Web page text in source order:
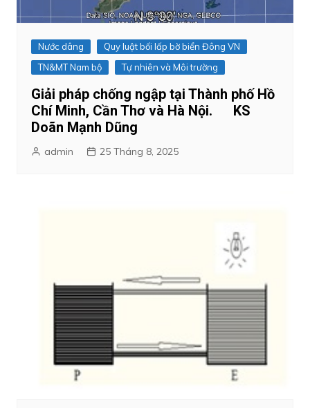
Nước dâng
Quy luật bối lấp bờ biển Đông VN
TN&MT Nam bộ
Tự nhiên và Môi trường
Giải pháp chống ngập tại Thành phố Hồ
Chí Minh, Cần Thơ và Hà Nội. KS
Doãn Mạnh Dũng
admin 25 Tháng 8, 2025